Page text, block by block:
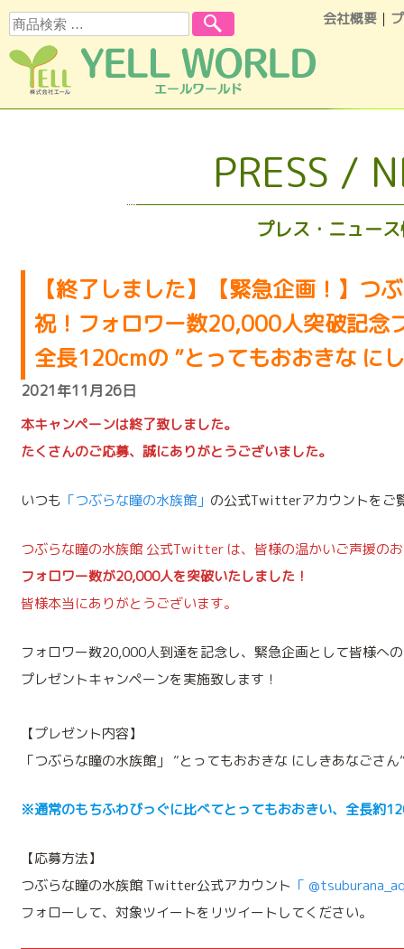
会社概要 ｜
検索
PRESS /
プレス・ニュー
【終了しました】【緊急企画！】
祝！フォロワー数20,000人突破記念
全長120cmの ”とってもおおきな に
2021年11月26日
本キャンペーンは終了致しました。
たくさんのご応募、誠にありがとうございました。
いつも 「つぶらな瞳の水族館」 の公式Twitterアカウントをご
つぶらな瞳の水族館 公式Twitter は、皆様の温かいご声援の
フォロワー数が20,000人を突破いたしました！
皆様本当にありがとうございます。
フォロワー数20,000人到達を記念し、緊急企画として皆様へ
プレゼントキャンペーンを実施致します！
【プレゼント内容】
「つぶらな瞳の水族館」 ”とってもおおきな にしきあなごさ
※通常のもちふわびっぐに比べてとってもおおきい、全長約
【応募方法】
つぶらな瞳の水族館 Twitter公式アカウント 「
フォローして、対象ツイートをリツイートしてください。